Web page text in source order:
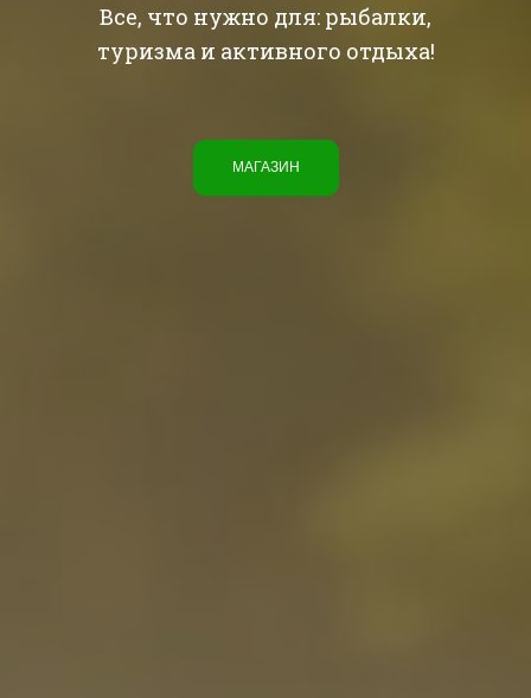
Все, что нужно для: рыбалки,
туризма и активного отдыха!
МАГАЗИН